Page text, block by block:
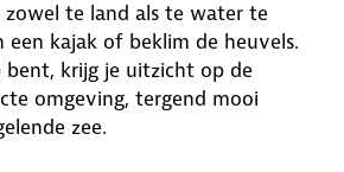
zowel te land als te water te
een kajak of beklim de heuvels.
bent, krijg je uitzicht op de
omgeving, tergend mooi
zee.